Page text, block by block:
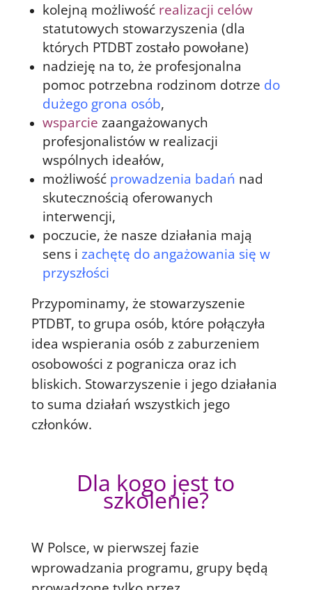
kolejną możliwość realizacji celów
statutowych stowarzyszenia (dla
których PTDBT zostało powołane)
nadzieję na to, że profesjonalna
pomoc potrzebna rodzinom dotrze do
dużego grona osób,
wsparcie zaangażowanych
profesjonalistów w realizacji
wspólnych ideałów,
możliwość prowadzenia badań nad
skutecznością oferowanych
interwencji,
poczucie, że nasze działania mają
sens i zachętę do angażowania się w
przyszłości
Przypominamy, że stowarzyszenie
PTDBT, to grupa osób, które połączyła
idea wspierania osób z zaburzeniem
osobowości z pogranicza oraz ich
bliskich. Stowarzyszenie i jego działania
to suma działań wszystkich jego
członków.
Dla kogo jest to
szkolenie?
W Polsce, w pierwszej fazie
wprowadzania programu, grupy będą